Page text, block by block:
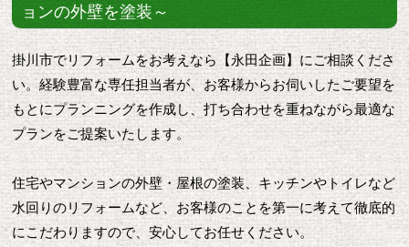
ョンの外壁を塗装～
掛川市でリフォームをお考えなら【永田企画】にご相談くださ
い。経験豊富な専任担当者が、お客様からお伺いしたご要望を
もとにプランニングを作成し、打ち合わせを重ねながら最適な
プランをご提案いたします。
住宅やマンションの外壁・屋根の塗装、キッチンやトイレなど
水回りのリフォームなど、お客様のことを第一に考えて徹底的
にこだわりますので、安心してお任せください。